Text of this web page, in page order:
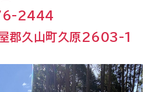
2444
屋郡久山町久原2603-1